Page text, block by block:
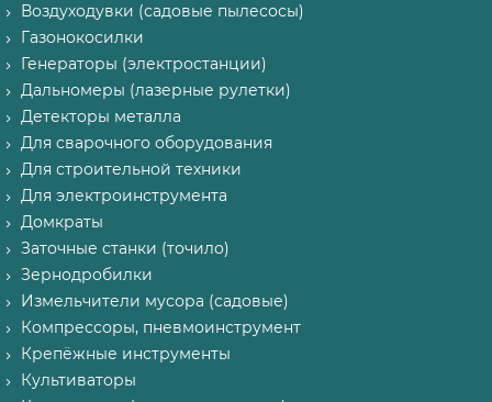
Воздуходувки (садовые пылесосы)
Газонокосилки
Генераторы (электростанции)
Дальномеры (лазерные рулетки)
Детекторы металла
Для сварочного оборудования
Для строительной техники
Для электроинструмента
Домкраты
Заточные станки (точило)
Зернодробилки
Измельчители мусора (садовые)
Компрессоры, пневмоинструмент
Крепёжные инструменты
Культиваторы